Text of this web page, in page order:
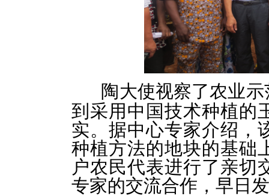
陶大使视察了农业
到采用中国技术种植的
实。据中心专家介绍，
种植方法的地块的基础
户农民代表进行了亲切
专家的交流合作，早日